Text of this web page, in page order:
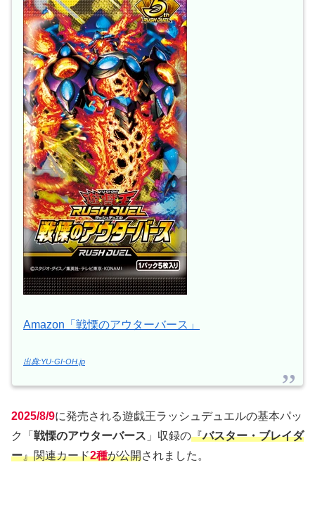
Amazon「戦慄のアウターバース」
出典:YU-GI-OH.jp
2025/8/9に発売される遊戯王ラッシュデュエルの基本パッ
ク「 戦慄のアウターバース 」収録の『バスター・ブレイダ
ー』関連カード2種が公開されました。